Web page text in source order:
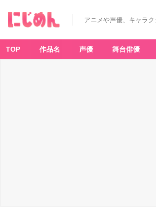
アニメや声優、キャラ
TOP 作品名 声優 舞台俳優